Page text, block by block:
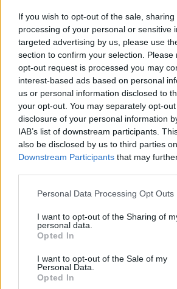
If you wish to opt-out of the sale,
processing of your personal or sensitive
targeted advertising by us, please use
section to confirm your selection.
opt-out request is processed you may
interest-based ads based on personal
us or personal information disclosed to
your opt-out. You may separately opt-
disclosure of your personal information
IAB’s list of downstream participants.
also be disclosed by us to third parties
Downstream Participants that may
Personal Data Processing Opt Outs
I want to opt-out of the Sharing of
personal data.
Opted In
I want to opt-out of the Sale of my
Personal Data.
Opted In
A Japán-tenger vizein a Csendes-
rakétahordozói Moszkit
ellenséges tengeri álcélpontra. A
távolságra lévő célpontot a két
eltalálta – írta Telegram-oldalán a
Moszkit (NATO-kódja: SS–N–22
közepes hatótávolságú
KEDVES OLVASÓNK!
A keresett cikk a portfolio.hu
tartozik, melynek olvasása
regisztrációhoz kötött.
Az előfizetés a következőket
Portfolio.hu teljes cikkarchívum
Kötéslisták: BÉT elmúlt 2 év
kötéslistái